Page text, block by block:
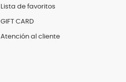
Lista de favoritos
GIFT CARD
Atención al cliente